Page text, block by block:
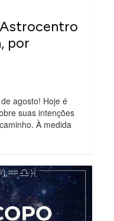
por
agosto! Hoje é
suas intenções
À medida